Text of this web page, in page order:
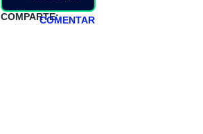
COMPARTE:COMENTAR